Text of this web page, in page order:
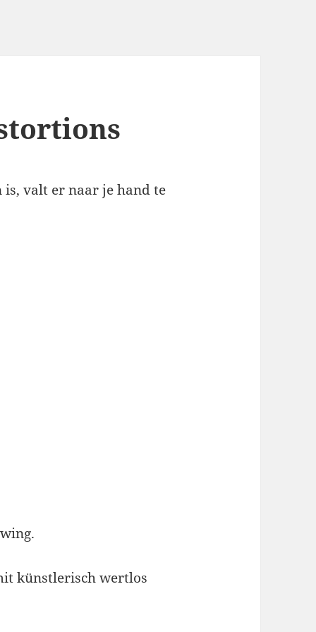
is, valt er naar je hand te
künstlerisch wertlos